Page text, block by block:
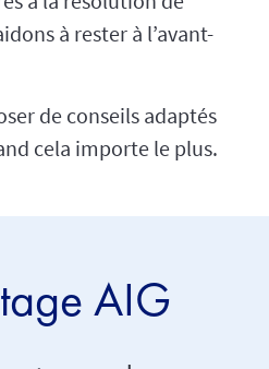
à rester à l’avant-
de conseils adaptés
cela importe le plus.
AIG